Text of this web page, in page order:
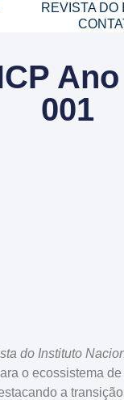
REVISTA DO
001​
do Instituto
o ecossistema
a